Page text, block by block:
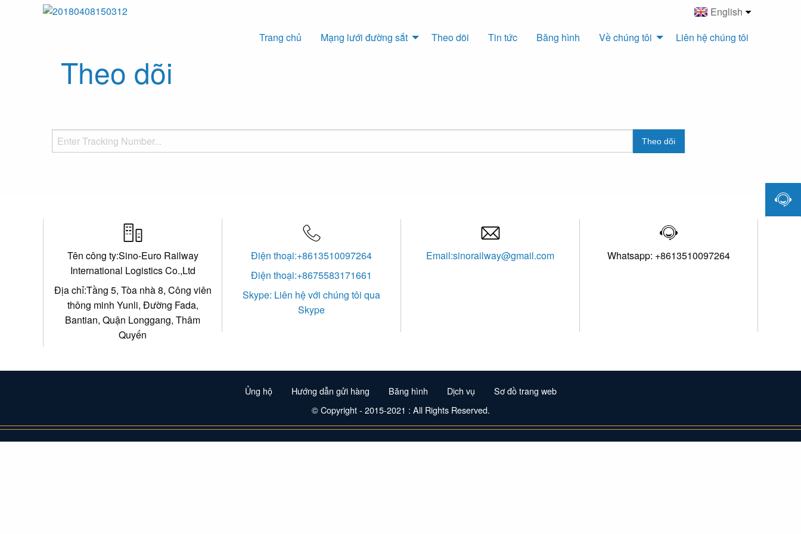
English
Trang chủ
Mạng lưới đường sắt Theo dõi Tin tức Băng hình Về chúng tôi Liên hệ chúng tôi
Theo dõi
Theo dõi

Tên công ty:Sino-Euro Railway
International Logistics Co.,Ltd
Địa chỉ:Tầng 5, Tòa nhà 8, Công viên
thông minh Yunli, Đường Fada,
Bantian, Quận Longgang, Thâm
Quyến

Điện thoại:+8613510097264
Điện thoại:+8675583171661
Skype: Liên hệ với chúng tôi qua
Skype

Email:sinorailway@gmail.com

Whatsapp: +8613510097264
Ủng hộ Hướng dẫn gửi hàng Băng hình Dịch vụ
Sơ đồ trang web
© Copyright - 2015-2021 : All Rights Reserved.
